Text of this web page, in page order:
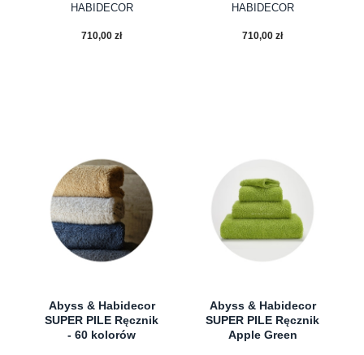
HABIDECOR
710,00 zł
do koszyka
HABIDECOR
710,00 zł
do koszyka
Abyss & Habidecor
SUPER PILE Ręcznik
- 60 kolorów
Abyss & Habidecor
SUPER PILE Ręcznik
Apple Green